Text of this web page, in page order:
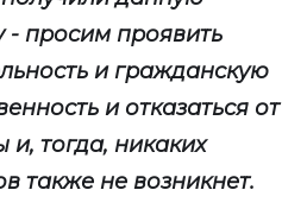
- просим проявить
и гражданскую
и отказаться от
и, тогда, никаких
также не возникнет.